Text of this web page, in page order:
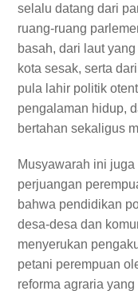
selalu datang dari
ruang-ruang
basah, dari laut
kota sesak, serta
pula lahir politik
pengalaman hidup,
bertahan sekaligus
Musyawarah ini
perjuangan
bahwa pendidikan
desa-desa dan
menyerukan
petani perempuan
reforma agraria